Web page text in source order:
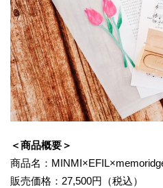
＜商品概要＞
商品名：
販売価格：27,500円（税込）